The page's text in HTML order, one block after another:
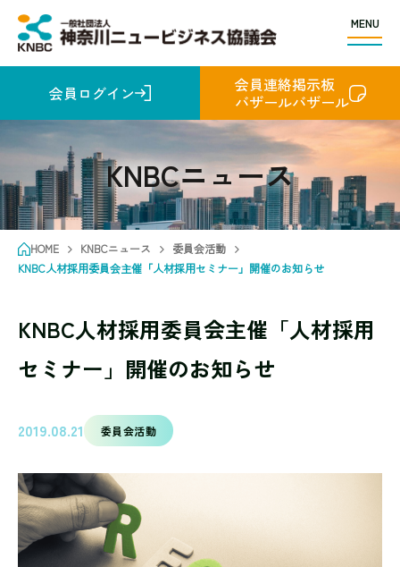
MENU
会員ログイン
会員連絡掲示板
バザールバザール
KNBCニュース
HOME KNBCニュース
委員会活動
KNBC人材採用委員会主催「人材採用セミナー」開催のお知らせ
KNBC人材採用委員会主催「人材採用
セミナー」開催のお知らせ
2019.08.21 委員会活動